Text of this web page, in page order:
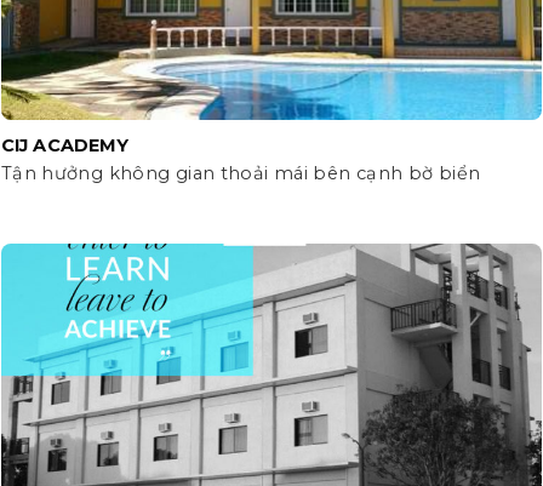
CIJ ACADEMY
Tận hưởng không gian thoải mái bên cạnh bờ biển